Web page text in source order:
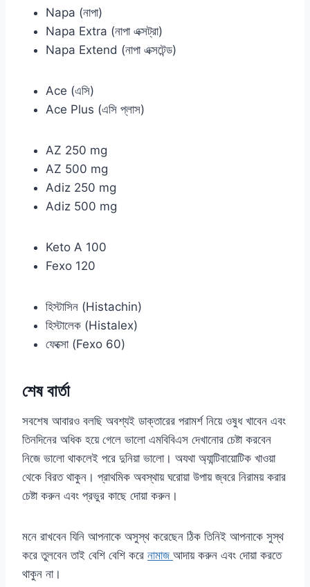
Napa (নাপা)
Napa Extra (নাপা এক্সট্রা)
Napa Extend (নাপা এক্সটেন্ড)
Ace (এসি)
Ace Plus (এসি প্লাস)
AZ 250 mg
AZ 500 mg
Adiz 250 mg
Adiz 500 mg
Keto A 100
Fexo 120
হিস্টাসিন (Histachin)
হিস্টালেক (Histalex)
ফেক্সো (Fexo 60)
শেষ বার্তা
সবশেষ আবারও বলছি অবশ্যই ডাক্তারের পরামর্শ নিয়ে ওষুধ খাবেন এবং
তিনদিনের অধিক হয়ে গেলে ভালো এমবিবিএস দেখানোর চেষ্টা করবেন
নিজে ভালো থাকলেই পরে দুনিয়া ভালো। অযথা অ্যান্টিবায়োটিক খাওয়া
থেকে বিরত থাকুন। প্রাথমিক অবস্থায় ঘরোয়া উপায় জ্বরে নিরাময় করার
চেষ্টা করুন এবং প্রভুর কাছে দোয়া করুন।
মনে রাখবেন যিনি আপনাকে অসুস্থ করেছেন ঠিক তিনিই আপনাকে সুস্থ
করে তুলবেন তাই বেশি বেশি করে নামাজ আদায় করুন এবং দোয়া করতে
থাকুন না।